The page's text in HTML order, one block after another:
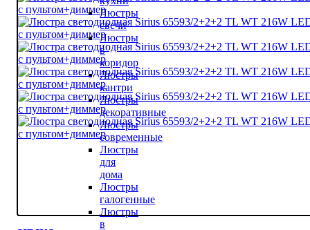
Люстры
свечи
Люстры
в
коридор
Люстры
кантри
Люстры
декоративные
Люстры
современные
Люстры
для
дома
Люстры
галогенные
Люстры
в